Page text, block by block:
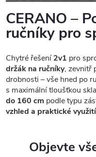
CERANO –
ručníky pro
Chytré řešení2v1 pro
držák na ručníky, zevnitř
drobnosti – vše hned po
s maximální tloušťkou skla
do 160 cm podle typu
vzhled a praktické využití
Objevte